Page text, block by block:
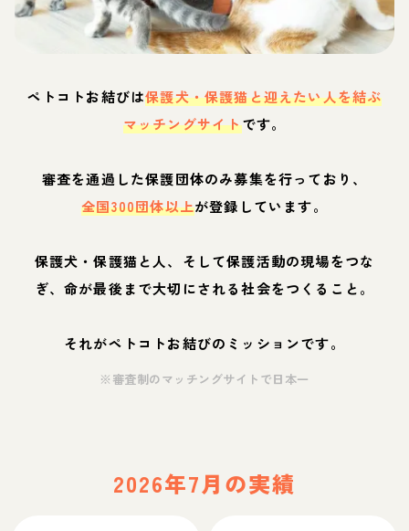
ペトコトお結びは保護犬・保護猫と迎えたい人を結ぶ
マッチングサイトです。
審査を通過した保護団体のみ募集を行っており、
全国300団体以上が登録しています。
保護犬・保護猫と人、そして保護活動の現場をつな
ぎ、命が最後まで大切にされる社会をつくること。
それがペトコトお結びのミッションです。
※審査制のマッチングサイトで日本一
2026年7月の実績